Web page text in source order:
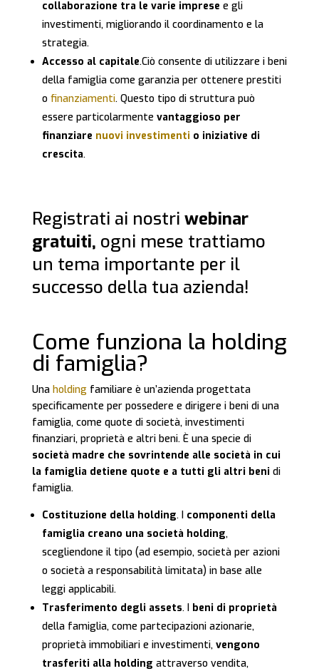
collaborazione tra le varie imprese e gli
investimenti, migliorando il coordinamento e la
strategia.
Accesso al capitale.Ciò consente di utilizzare i beni
della famiglia come garanzia per ottenere prestiti
o finanziamenti. Questo tipo di struttura può
essere particolarmente vantaggioso per
finanziare nuovi investimenti o iniziative di
crescita.
Registrati ai nostri webinar
gratuiti, ogni mese trattiamo
un tema importante per il
successo della tua azienda!
Come funziona la holding
di famiglia?
Una holdingfamiliare è un’azienda progettata
specificamente per possedere e dirigere i beni di una
famiglia, come quote di società, investimenti
finanziari, proprietà e altri beni. È una specie di
società madre che sovrintende alle società in cui
la famiglia detiene quote e a tutti gli altri beni di
famiglia.
Costituzione della holding. I componenti della
famiglia creano una società holding,
scegliendone il tipo (ad esempio, società per azioni
o società a responsabilità limitata) in base alle
leggi applicabili.
Trasferimento degli assets. I beni di proprietà
della famiglia, come partecipazioni azionarie,
proprietà immobiliari e investimenti, vengono
trasferiti alla holding attraverso vendita,